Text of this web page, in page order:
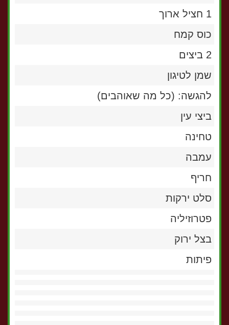
1 חציל ארוך
כוס קמח
2 ביצים
שמן לטיגון
להגשה: (כל מה שאוהבים)
ביצי עין
טחינה
עמבה
חריף
סלט ירקות
פטרוזיליה
בצל ירוק
פיתות